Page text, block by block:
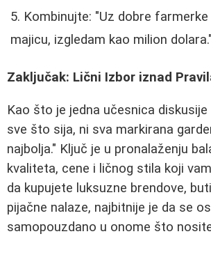
Kombinujte: "Uz dobre
majicu, izgledam kao milion dolara."
Zaključak: Lični Izbor iznad
Kao što je jedna učesnica
sve što sija, ni sva markirana
najbolja." Ključ je u pronalaženju
kvaliteta, cene i ličnog stila koji
da kupujete luksuzne brendove,
pijačne nalaze, najbitnije je da se
samopouzdano u onome što